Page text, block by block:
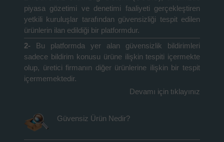
piyasa gözetimi ve denetimi faaliyeti gerçekleştiren
yetkili kuruluşlar tarafından güvensizliği tespit edilen
ürünlerin ilan edildiği bir platformdur.
2-
Bu platformda yer alan güvensizlik bildirimleri
sadece bildirim konusu ürüne ilişkin tespiti içermekte
olup, üretici firmanın diğer ürünlerine ilişkin bir tespit
içermemektedir.
Devamı için tıklayınız
Güvensiz Ürün Nedir?